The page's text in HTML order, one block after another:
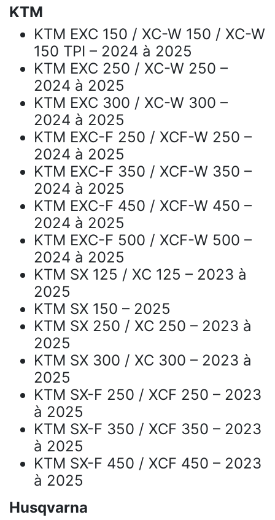
KTM
KTM EXC 150 / XC-W 150 / XC-W
150 TPI – 2024 à 2025
KTM EXC 250 / XC-W 250 –
2024 à 2025
KTM EXC 300 / XC-W 300 –
2024 à 2025
KTM EXC-F 250 / XCF-W 250 –
2024 à 2025
KTM EXC-F 350 / XCF-W 350 –
2024 à 2025
KTM EXC-F 450 / XCF-W 450 –
2024 à 2025
KTM EXC-F 500 / XCF-W 500 –
2024 à 2025
KTM SX 125 / XC 125 – 2023 à
2025
KTM SX 150 – 2025
KTM SX 250 / XC 250 – 2023 à
2025
KTM SX 300 / XC 300 – 2023 à
2025
KTM SX-F 250 / XCF 250 – 2023
à 2025
KTM SX-F 350 / XCF 350 – 2023
à 2025
KTM SX-F 450 / XCF 450 – 2023
à 2025
Husqvarna